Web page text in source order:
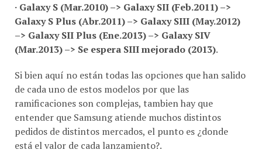
· Galaxy S (Mar.2010) –> Galaxy SII (Feb.2011) –>
Galaxy S Plus (Abr.2011) –> Galaxy SIII (May.2012)
–> Galaxy SII Plus (Ene.2013) –> Galaxy SIV
(Mar.2013) –> Se espera SIII mejorado (2013).
Si bien aquí no están todas las opciones que han salido
de cada uno de estos modelos por que las
ramificaciones son complejas, tambien hay que
entender que Samsung atiende muchos distintos
pedidos de distintos mercados, el punto es ¿donde
está el valor de cada lanzamiento?.